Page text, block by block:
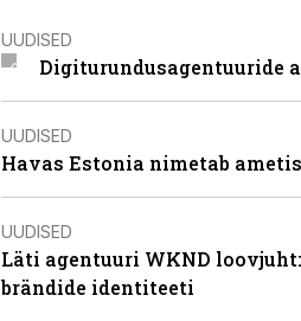
UUDISED
Digiturundusagentuuride
UUDISED
Havas Estonia nimetab
UUDISED
Läti agentuuri WKND
brändide identiteeti